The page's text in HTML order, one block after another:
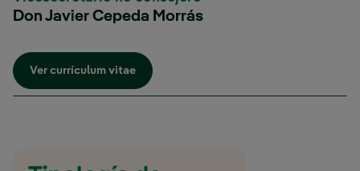
Don Javier Cepeda Morrás
Ver currículum vitaeEnlace externo, se abre en ventana nueva.